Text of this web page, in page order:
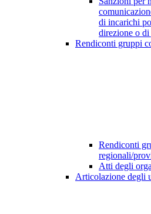
di incarichi
direzione o
Rendiconti gruppi
Rendiconti
regionali/
Atti degli
Articolazione degli